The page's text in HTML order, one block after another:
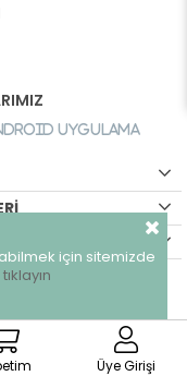
Uygulama
saklıdır.
Üye Girişi
için sitemizde
tıklayın